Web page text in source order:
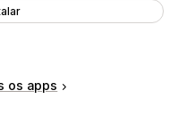
os apps